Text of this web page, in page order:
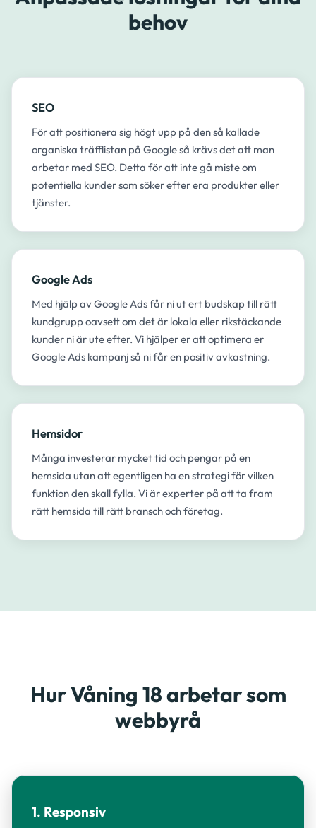
behov
SEO
För att positionera sig högt upp på den så kallade
organiska träfflistan på Google så krävs det att man
arbetar med SEO. Detta för att inte gå miste om
potentiella kunder som söker efter era produkter eller
tjänster.​
Google Ads
Med hjälp av Google Ads får ni ut ert budskap till rätt
kundgrupp oavsett om det är lokala eller rikstäckande
kunder ni är ute efter. Vi hjälper er att optimera er
Google Ads kampanj så ni får en positiv avkastning.
Hemsidor
Många investerar mycket tid och pengar på en
hemsida utan att egentligen ha en strategi för vilken
funktion den skall fylla. Vi är experter på att ta fram
rätt hemsida till rätt bransch och företag.
Hur Våning 18 arbetar som
webbyrå
1. Responsiv